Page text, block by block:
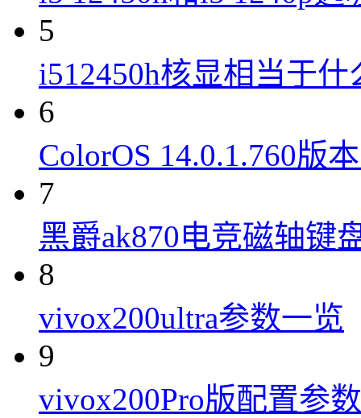
5
i512450h核显相当于什
6
ColorOS 14.0.1.760版
7
黑爵ak870电竞磁轴键
8
vivox200ultra参数一览
9
vivox200Pro版配置参数